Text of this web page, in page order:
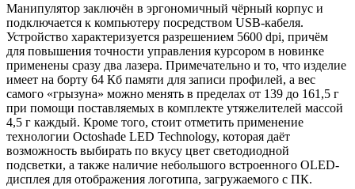
Манипулятор заключён в эргономичный чёрный корпус и
подключается к компьютеру посредством USB-кабеля.
Устройство характеризуется разрешением 5600 dpi, причём
для повышения точности управления курсором в новинке
применены сразу два лазера. Примечательно и то, что изделие
имеет на борту 64 Кб памяти для записи профилей, а вес
самого «грызуна» можно менять в пределах от 139 до 161,5 г
при помощи поставляемых в комплекте утяжелителей массой
4,5 г каждый. Кроме того, стоит отметить применение
технологии Octoshade LED Technology, которая даёт
возможность выбирать по вкусу цвет светодиодной
подсветки, а также наличие небольшого встроенного OLED-
дисплея для отображения логотипа, загружаемого с ПК.